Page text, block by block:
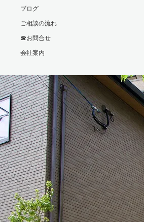
ブログ
ご相談の流れ
☎お問合せ
会社案内